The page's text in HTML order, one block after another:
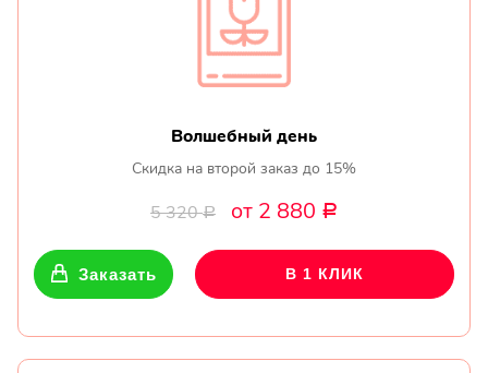
Волшебный день
Скидка на второй заказ до 15%
5 320Р от 2 880 Р
Заказать В 1 КЛИК